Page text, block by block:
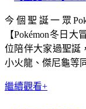
今個聖誕一眾
【Pokémon冬日
位陪伴大家過聖誕
小火龍、傑尼龜等
繼續觀看+